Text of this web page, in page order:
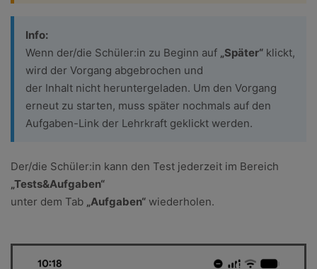
Info:
Wenn der/die Schüler:in zu Beginn auf „Später“ klickt,
wird der Vorgang abgebrochen und
der Inhalt nicht heruntergeladen. Um den Vorgang
erneut zu starten, muss später nochmals auf den
Aufgaben-Link der Lehrkraft geklickt werden.
Der/die Schüler:in kann den Test jederzeit im Bereich
„Tests&Aufgaben“
unter dem Tab „Aufgaben“ wiederholen.